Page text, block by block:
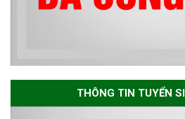
dự
Thông
đủ điều
trình
ngành
THÔNG TIN TUYỂN